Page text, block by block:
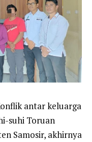
antar keluarga
suhi Toruan
Samosir, akhirnya